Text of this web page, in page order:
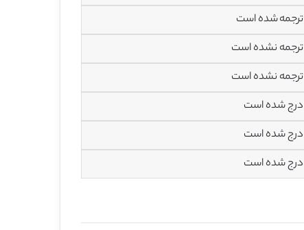
ترجمه شده است
ترجمه نشده است
ترجمه نشده است
درج شده است
درج شده است
درج شده است